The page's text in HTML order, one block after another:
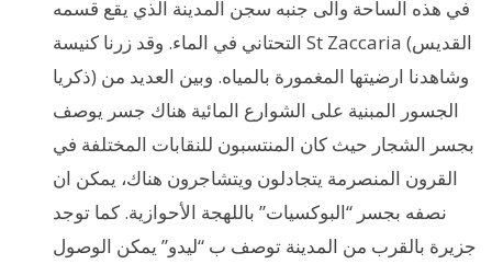
في هذه الساحة والى جنبه سجن المدينة الذي يقع قسمه
التحتاني في الماء. وقد زرنا كنيسة St Zaccaria (القديس
ذكريا) وشاهدنا ارضيتها المغمورة بالمياه. وبين العديد من
الجسور المبنية على الشوارع المائية هناك جسر يوصف
بجسر الشجار حيث كان المنتسبون للنقابات المختلفة في
القرون المنصرمة يتجادلون ويتشاجرون هناك، يمكن ان
نصفه بجسر “البوكسيات” باللهجة الأحوازية. كما توجد
جزيرة بالقرب من المدينة توصف ب “ليدو” يمكن الوصول